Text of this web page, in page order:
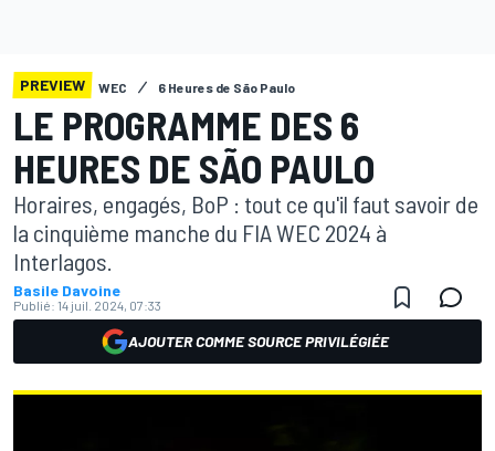
PREVIEW WEC 6 Heures de São Paulo
LE PROGRAMME DES 6
HEURES DE SÃO PAULO
Horaires, engagés, BoP : tout ce qu'il faut savoir de
la cinquième manche du FIA WEC 2024 à
Interlagos.
Basile Davoine
Publié: 14 juil. 2024, 07:33
AJOUTER COMME SOURCE PRIVILÉGIÉE